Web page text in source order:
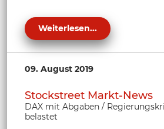
Weiterlesen...
09. August 2019
Stockstreet Markt-News
DAX mit Abgaben /
belastet